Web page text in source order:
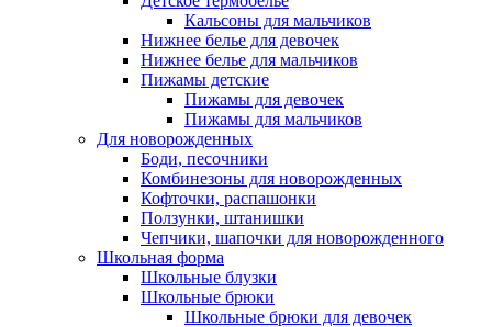
Кальсоны для мальчиков
Нижнее белье для девочек
Нижнее белье для мальчиков
Пижамы детские
Пижамы для девочек
Пижамы для мальчиков
Для новорожденных
Боди, песочники
Комбинезоны для новорожденных
Кофточки, распашонки
Ползунки, штанишки
Чепчики, шапочки для новорожденного
Школьная форма
Школьные блузки
Школьные брюки
Школьные брюки для девочек